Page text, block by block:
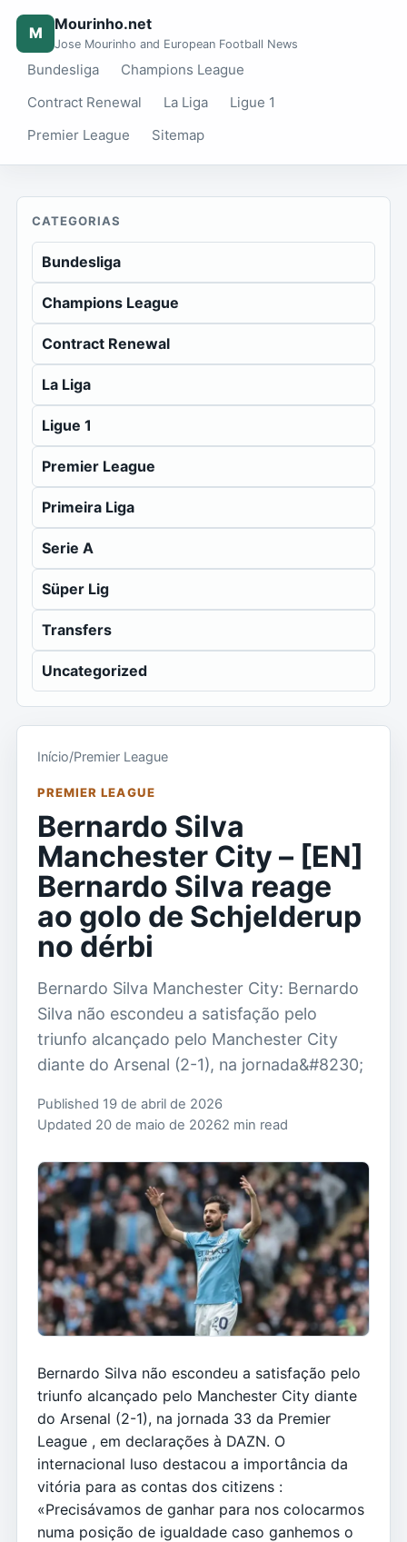
M Mourinho.net
Jose Mourinho and European Football News
Bundesliga
Champions League
Contract Renewal
La Liga
Ligue 1
Premier League
Sitemap
CATEGORIAS
Bundesliga
Champions League
Contract Renewal
La Liga
Ligue 1
Premier League
Primeira Liga
Serie A
Süper Lig
Transfers
Uncategorized
Início/Premier League
PREMIER LEAGUE
Bernardo Silva
Manchester City – [EN]
Bernardo Silva reage
ao golo de Schjelderup
no dérbi
Bernardo Silva Manchester City: Bernardo
Silva não escondeu a satisfação pelo
triunfo alcançado pelo Manchester City
diante do Arsenal (2-1), na jornada&#8230;
Published 19 de abril de 2026
Updated 20 de maio de 20262 min read
Bernardo Silva não escondeu a satisfação pelo
triunfo alcançado pelo Manchester City diante
do Arsenal (2-1), na jornada 33 da Premier
League , em declarações à DAZN. O
internacional luso destacou a importância da
vitória para as contas dos citizens :
«Precisávamos de ganhar para nos colocarmos
numa posição de igualdade caso ganhemos o